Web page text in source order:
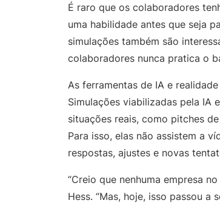
É raro que os colaboradores
uma habilidade antes que seja
simulações também são
colaboradores nunca pratica o
As ferramentas de IA e
Simulações viabilizadas pela IA
situações reais, como pitches
Para isso, elas não assistem a
respostas, ajustes e novas
“Creio que nenhuma empresa
Hess. “Mas, hoje, isso passou